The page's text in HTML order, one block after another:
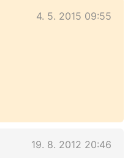
4. 5. 2015 09:55
19. 8. 2012 20:46